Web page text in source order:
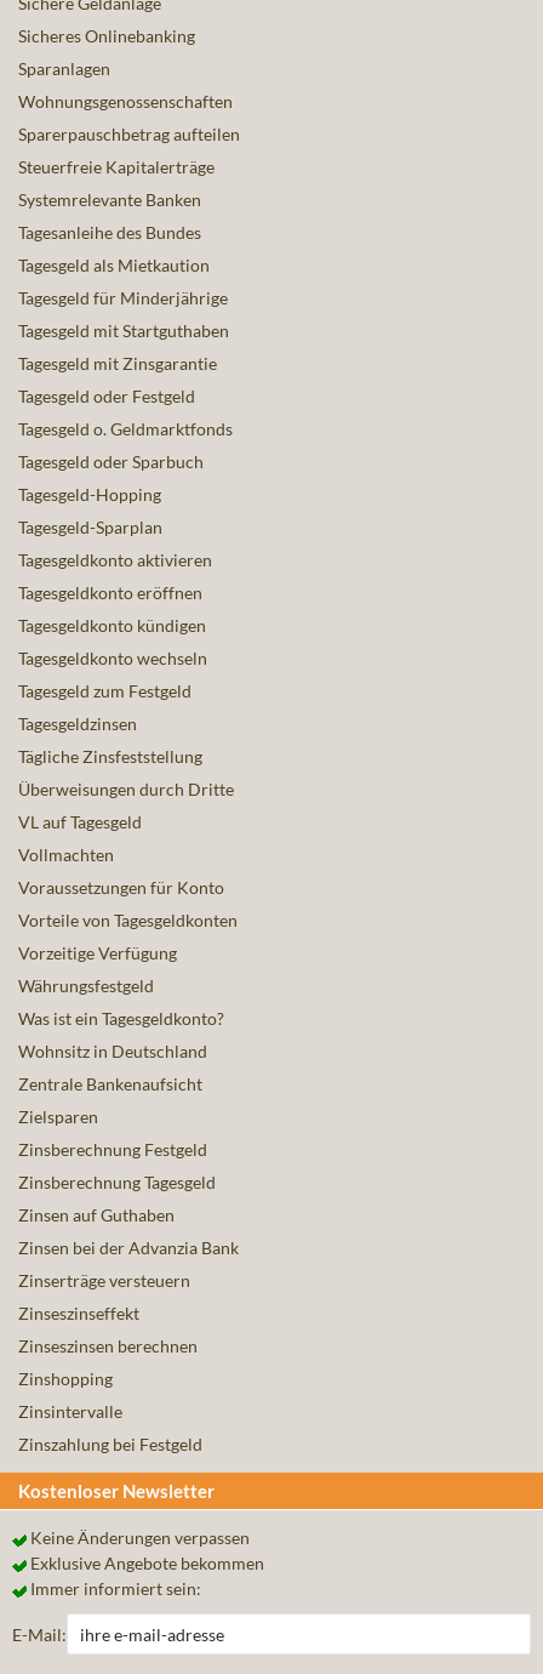
Sicheres Onlinebanking
Sparanlagen
Wohnungsgenossenschaften
Sparerpauschbetrag aufteilen
Steuerfreie Kapitalerträge
Systemrelevante Banken
Tagesanleihe des Bundes
Tagesgeld als Mietkaution
Tagesgeld für Minderjährige
Tagesgeld mit Startguthaben
Tagesgeld mit Zinsgarantie
Tagesgeld oder Festgeld
Tagesgeld o. Geldmarktfonds
Tagesgeld oder Sparbuch
Tagesgeld-Hopping
Tagesgeld-Sparplan
Tagesgeldkonto aktivieren
Tagesgeldkonto eröffnen
Tagesgeldkonto kündigen
Tagesgeldkonto wechseln
Tagesgeld zum Festgeld
Tagesgeldzinsen
Tägliche Zinsfeststellung
Überweisungen durch Dritte
VL auf Tagesgeld
Vollmachten
Voraussetzungen für Konto
Vorteile von Tagesgeldkonten
Vorzeitige Verfügung
Währungsfestgeld
Was ist ein Tagesgeldkonto?
Wohnsitz in Deutschland
Zentrale Bankenaufsicht
Zielsparen
Zinsberechnung Festgeld
Zinsberechnung Tagesgeld
Zinsen auf Guthaben
Zinsen bei der Advanzia Bank
Zinserträge versteuern
Zinseszinseffekt
Zinseszinsen berechnen
Zinshopping
Zinsintervalle
Zinszahlung bei Festgeld
Kostenloser Newsletter
Keine Änderungen verpassen
Exklusive Angebote bekommen
Immer informiert sein:
E-Mail: